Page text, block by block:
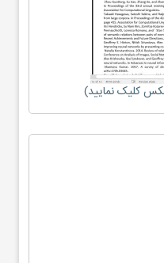
کلیک نمایید)